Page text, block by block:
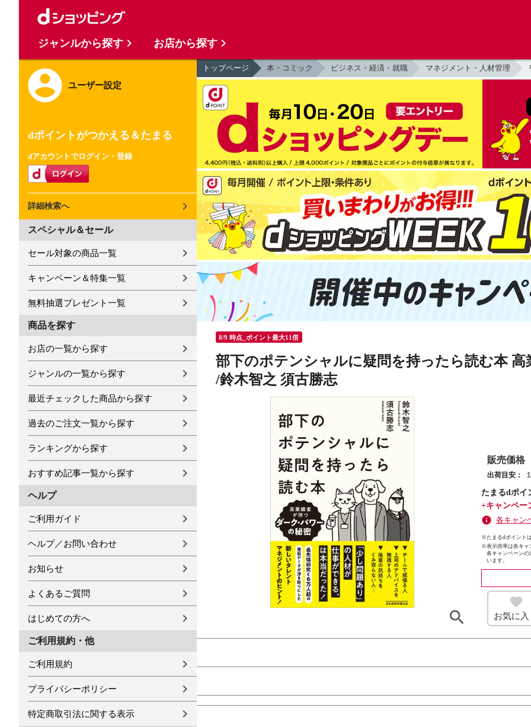
ユーザー設定
dポイントがつかえる＆たまる
dアカウントでログイン・登録
詳細検索へ
スペシャル＆セール
セール対象の商品一覧
キャンペーン＆特集一覧
無料抽選プレゼント一覧
商品を探す
お店の一覧から探す
ジャンルの一覧から探す
最近チェックした商品から探す
過去のご注文一覧から探す
ランキングから探す
おすすめ記事一覧から探す
ヘルプ
ご利用ガイド
ヘルプ／お問い合わせ
お知らせ
よくあるご質問
はじめての方へ
ご利用規約・他
ご利用規約
プライバシーポリシー
特定商取引法に関する表示
トップページ 本・コミック ビジネス・経済・就職 マネジメント・人材管理
8/9 時点_ポイント最大11倍
部下のポテンシャルに疑問を持ったら読む本
/鈴木智之 須古勝志
販売価格
出荷目安：
たまるdポイ
+キャンペー
各キャン
※たまるdポイント
※表示倍率は各キャ
各キャンペーンの
います。
お気に入
ジャンルから探す お店から探す